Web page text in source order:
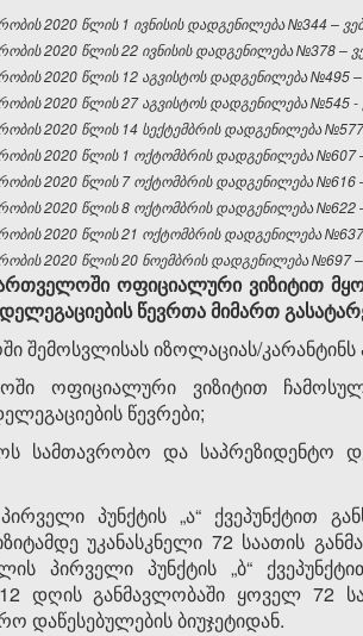
2020 წლის 1 ივნისის დადგენილება №344 –
2020 წლის 22 ივნისის დადგენილება №378 –
2020 წლის 12 აგვისტოს დადგენილება №495
2020 წლის 27 აგვისტოს დადგენილება №545 -
2020 წლის 14 სექტემბრის დადგენილება
2020 წლის 1 ოქტომბრის დადგენილება №607
2020 წლის 7 ოქტომბრის დადგენილება №616
2020 წლის 8 ოქტომბრის დადგენილება №622
2020 წლის 21 ოქტომბრის დადგენილება
2020 წლის 20 ნოემბრის დადგენილება №697
ოფიციალური ვიზიტით
დელეგაციების წევრთა მიმართ
შემოსვლისას იზოლაციას/კარანტინს
ოფიციალური ვიზიტით
წევრები;
სამთავრობო და საპრეზიდენტო
პუნქტის „ა“ ქვეპუნქტით
უკანასკნელი 72 საათის
პირველი პუნქტის „ბ“
12 დღის განმავლობაში ყოველ 72
დაწესებულების ბიუჯეტიდან.